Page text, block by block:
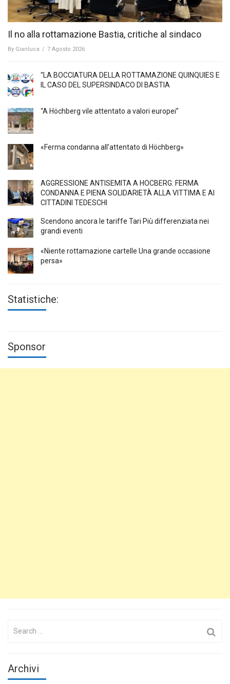
Il no alla rottamazione Bastia, critiche al sindaco
By Gianluca / 7 Agosto 2026
“LA BOCCIATURA DELLA ROTTAMAZIONE QUINQUIES E
IL CASO DEL SUPERSINDACO DI BASTIA
“A Höchberg vile attentato a valori europei”
«Ferma condanna all’attentato di Höchberg»
AGGRESSIONE ANTISEMITA A HÖCBERG: FERMA
CONDANNA E PIENA SOLIDARIETÀ ALLA VITTIMA E AI
CITTADINI TEDESCHI
Scendono ancora le tariffe Tari Più differenziata nei
grandi eventi
«Niente rottamazione cartelle Una grande occasione
persa»
Statistiche:
Sponsor
Search
Archivi